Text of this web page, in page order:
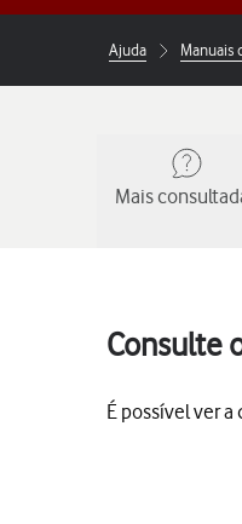
Ajuda Manuais
Mais
Consulte
É possível ver